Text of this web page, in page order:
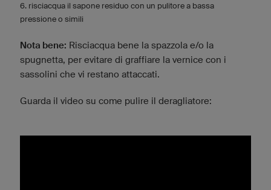
6. risciacqua il sapone residuo con un pulitore a bassa
pressione o simili
Nota bene: Risciacqua bene la spazzola e/o la
spugnetta, per evitare di graffiare la vernice con i
sassolini che vi restano attaccati.
Guarda il video su come pulire il deragliatore: